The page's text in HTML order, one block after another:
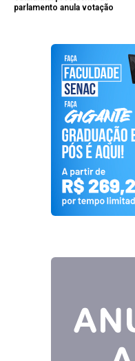
parlamento anula votação